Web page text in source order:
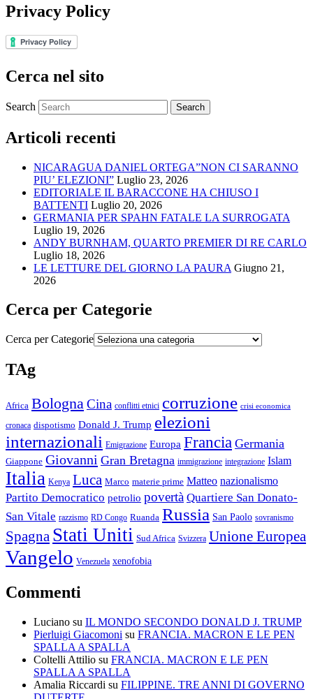
Privacy Policy
Cerca nel sito
Search
Articoli recenti
NICARAGUA DANIEL ORTEGA”NON CI SARANNO
PIU’ ELEZIONI” Luglio 23, 2026
EDITORIALE IL BARACCONE HA CHIUSO I
BATTENTI Luglio 20, 2026
GERMANIA PER SPAHN FATALE LA SURROGATA
Luglio 19, 2026
ANDY BURNHAM, QUARTO PREMIER DI RE CARLO
Luglio 18, 2026
LE LETTURE DEL GIORNO LA PAURA Giugno 21,
2026
Cerca per Categorie
Cerca per Categorie
TAg
Africa BolognaCina conflitti etnici corruzione crisi economica
cronaca dispotismo Donald J. Trump elezioni
internazionali Emigrazione Europa Francia Germania
Giappone Giovanni Gran Bretagna immigrazione integrazione Islam
Italia Kenya Luca Marco materie prime Matteo nazionalismo
Partito Democratico petrolio povertà Quartiere San Donato-
San Vitale razzismo RD Congo Ruanda Russia San Paolo sovranismo
Spagna Stati Uniti Sud Africa Svizzera Unione Europea
Vangelo Venezuela xenofobia
Commenti
Luciano su IL MONDO SECONDO DONALD J. TRUMP
Pierluigi Giacomoni su FRANCIA. MACRON E LE PEN
SPALLA A SPALLA
Coltelli Attilio su FRANCIA. MACRON E LE PEN
SPALLA A SPALLA
Amalia Riccardi su FILIPPINE. TRE ANNI DI GOVERNO